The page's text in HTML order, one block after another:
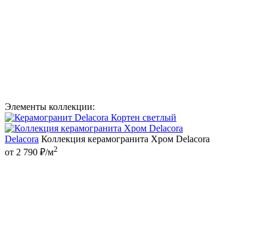
Элементы коллекции:
Delacora Коллекция керамогранита Хром Delacora
от 2 790 ₽/м2